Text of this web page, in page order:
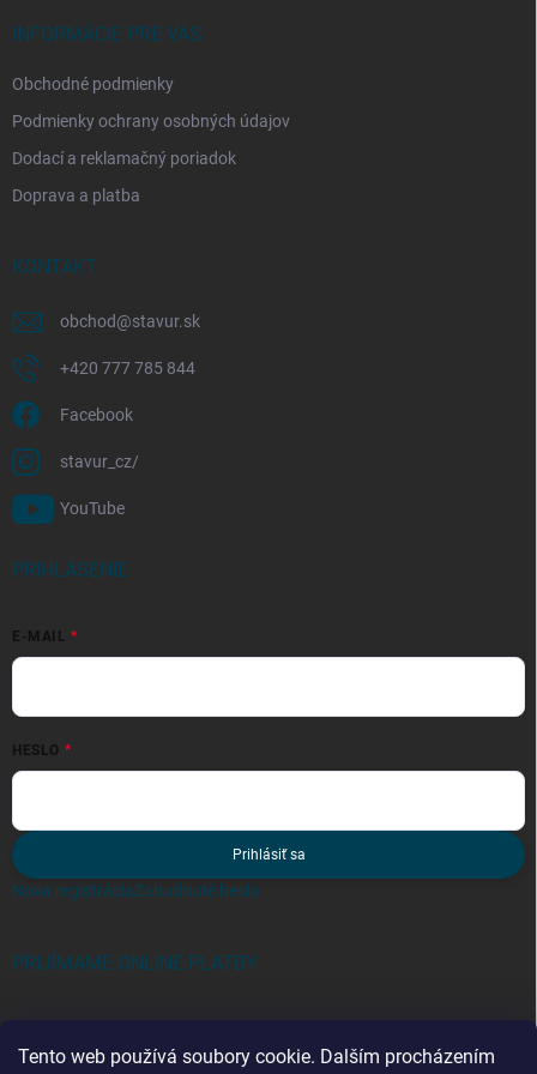
Tento web používá soubory cookie. Dalším procházením
INFORMÁCIE PRE VÁS
Obchodné podmienky
Podmienky ochrany osobných údajov
Dodací a reklamačný poriadok
Doprava a platba
KONTAKT
obchod@stavur.sk
+420 777 785 844
Facebook
stavur_cz/
YouTube
PRIHLÁSENIE
E-MAIL
HESLO
Prihlásiť sa
Nová registráciaZabudnuté heslo
PRIJÍMAME ONLINE PLATBY